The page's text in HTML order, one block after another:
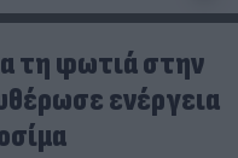
τη φωτιά στην
ενέργεια